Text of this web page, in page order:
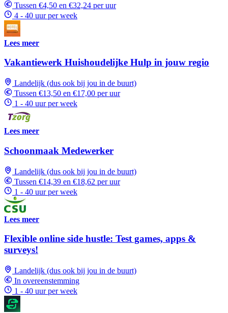
Tussen €4,50 en €32,24 per uur
4 - 40 uur per week
Lees meer
Vakantiewerk Huishoudelijke Hulp in jouw regio
Landelijk (dus ook bij jou in de buurt)
Tussen €13,50 en €17,00 per uur
1 - 40 uur per week
Lees meer
Schoonmaak Medewerker
Landelijk (dus ook bij jou in de buurt)
Tussen €14,39 en €18,62 per uur
1 - 40 uur per week
Lees meer
Flexible online side hustle: Test games, apps &
surveys!
Landelijk (dus ook bij jou in de buurt)
In overeenstemming
1 - 40 uur per week